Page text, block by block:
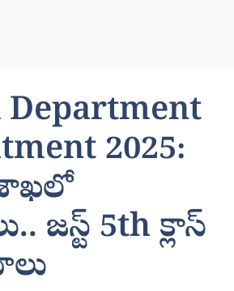
Department
2025:
జస్ట్ 5th క్లాస్